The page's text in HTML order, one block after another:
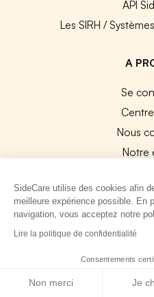
API
Les SIRH /
A
Se
Nous
Notre
Travailler
CGU &
NOS
SideCare utilise des cookies afin
meilleure expérience possible. En
navigation, vous acceptez notre
Lire la politique de confidentialité
Consentements
Non merci Je